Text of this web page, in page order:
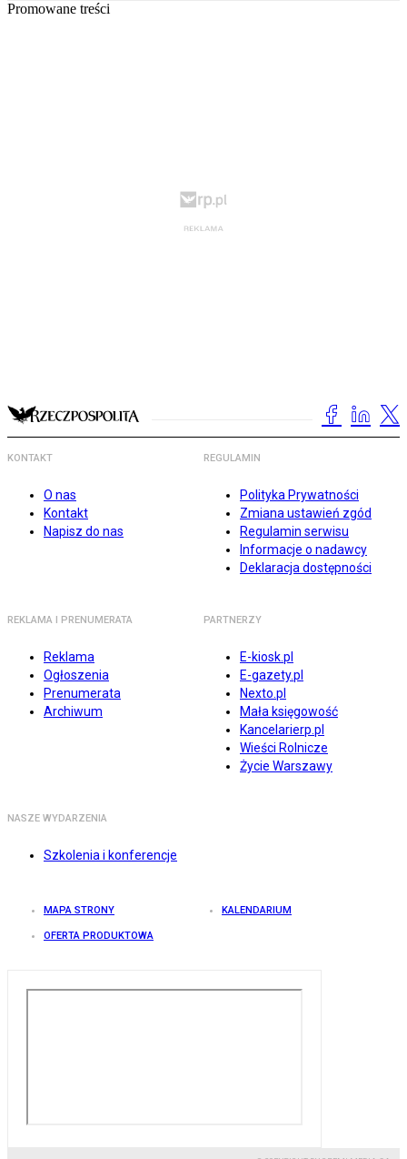
Promowane treści
KONTAKT
O nas
Kontakt
Napisz do nas
REGULAMIN
Polityka Prywatności
Zmiana ustawień zgód
Regulamin serwisu
Informacje o nadawcy
Deklaracja dostępności
REKLAMA I PRENUMERATA
Reklama
Ogłoszenia
Prenumerata
Archiwum
PARTNERZY
E-kiosk.pl
E-gazety.pl
Nexto.pl
Mała księgowość
Kancelarierp.pl
Wieści Rolnicze
Życie Warszawy
NASZE WYDARZENIA
Szkolenia i konferencje
MAPA STRONY KALENDARIUM
OFERTA PRODUKTOWA